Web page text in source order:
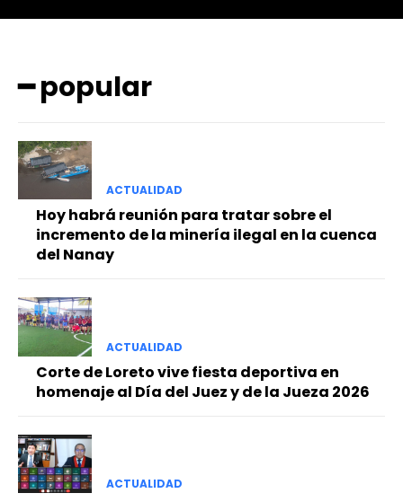
━ Planes
━ popular
ACTUALIDAD
Hoy habrá reunión para tratar sobre el
incremento de la minería ilegal en la cuenca
del Nanay
ACTUALIDAD
Corte de Loreto vive fiesta deportiva en
homenaje al Día del Juez y de la Jueza 2026
ACTUALIDAD